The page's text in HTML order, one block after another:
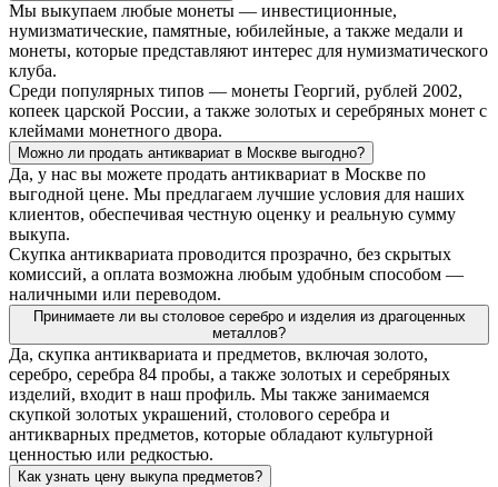
Мы выкупаем любые монеты — инвестиционные,
нумизматические, памятные, юбилейные, а также медали и
монеты, которые представляют интерес для нумизматического
клуба.
Среди популярных типов — монеты Георгий, рублей 2002,
копеек царской России, а также золотых и серебряных монет с
клеймами монетного двора.
Можно ли продать антиквариат в Москве выгодно?
Да, у нас вы можете продать антиквариат в Москве по
выгодной цене. Мы предлагаем лучшие условия для наших
клиентов, обеспечивая честную оценку и реальную сумму
выкупа.
Скупка антиквариата проводится прозрачно, без скрытых
комиссий, а оплата возможна любым удобным способом —
наличными или переводом.
Принимаете ли вы столовое серебро и изделия из драгоценных
металлов?
Да, скупка антиквариата и предметов, включая золото,
серебро, серебра 84 пробы, а также золотых и серебряных
изделий, входит в наш профиль. Мы также занимаемся
скупкой золотых украшений, столового серебра и
антикварных предметов, которые обладают культурной
ценностью или редкостью.
Как узнать цену выкупа предметов?